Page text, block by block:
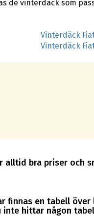
de vinterdäck som
Vinterdäck
Vinterdäck
alltid bra priser och
finnas en tabell
inte hittar någon